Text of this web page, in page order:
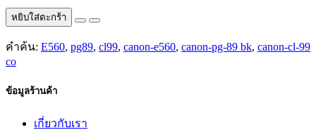
หยิบใส่ตะกร้า
คำค้น: E560, pg89, cl99, canon-e560, canon-pg-89 bk, canon-cl-99
co
ข้อมูลร้านค้า
เกี่ยวกับเรา